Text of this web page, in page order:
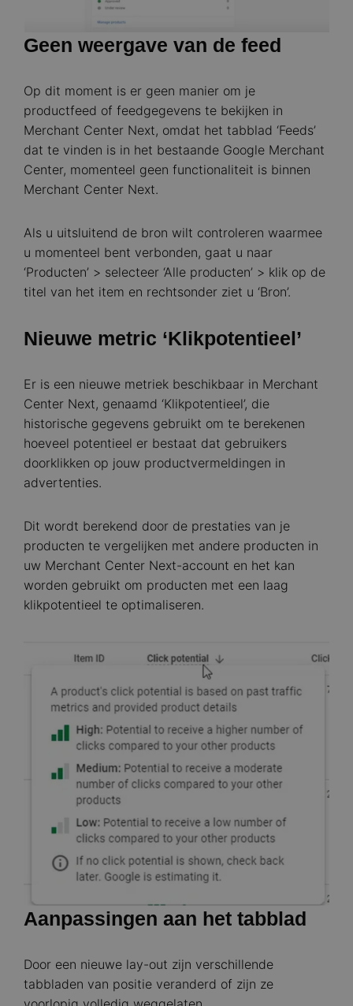
Geen weergave van de feed
Op dit moment is er geen manier om je
productfeed of feedgegevens te bekijken in
Merchant Center Next, omdat het tabblad ‘Feeds’
dat te vinden is in het bestaande Google Merchant
Center, momenteel geen functionaliteit is binnen
Merchant Center Next.
Als u uitsluitend de bron wilt controleren waarmee
u momenteel bent verbonden, gaat u naar
‘Producten’ > selecteer ‘Alle producten’ > klik op de
titel van het item en rechtsonder ziet u ‘Bron’.
Nieuwe metric ‘Klikpotentieel’
Er is een nieuwe metriek beschikbaar in Merchant
Center Next, genaamd ‘Klikpotentieel’, die
historische gegevens gebruikt om te berekenen
hoeveel potentieel er bestaat dat gebruikers
doorklikken op jouw productvermeldingen in
advertenties.
Dit wordt berekend door de prestaties van je
producten te vergelijken met andere producten in
uw Merchant Center Next-account en het kan
worden gebruikt om producten met een laag
klikpotentieel te optimaliseren.
Aanpassingen aan het tabblad
Door een nieuwe lay-out zijn verschillende
tabbladen van positie veranderd of zijn ze